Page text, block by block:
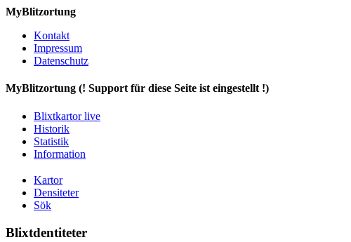
MyBlitzortung
Kontakt
Impressum
Datenschutz
MyBlitzortung (! Support für diese Seite ist eingestellt !)
Blixtkartor live
Historik
Statistik
Information
Kartor
Densiteter
Sök
Blixtdentiteter